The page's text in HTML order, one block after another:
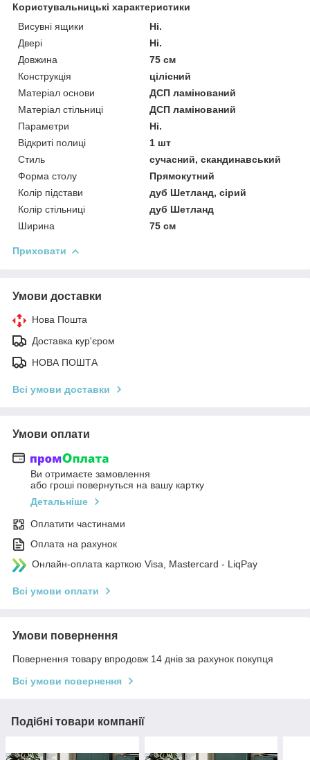
Користувальницькі характеристики
Висувні ящики
Ні.
Двері
Ні.
Довжина
75 см
Конструкція
цілісний
Матеріал основи
ДСП ламінований
Матеріал стільниці
ДСП ламінований
Параметри
Ні.
Відкриті полиці
1 шт
Стиль
сучасний, скандинавський
Форма столу
Прямокутний
Колір підстави
дуб Шетланд, сірий
Колір стільниці
дуб Шетланд
Ширина
75 см
Приховати
Умови доставки
Нова Пошта
Доставка кур'єром
НОВА ПОШТА
Всі умови доставки
Умови оплати
Ви отримаєте замовлення
або гроші повернуться на вашу картку
Детальніше
Оплатити частинами
Оплата на рахунок
Онлайн-оплата карткою Visa, Mastercard - LiqPay
Всі умови оплати
Умови повернення
Повернення товару впродовж 14 днів за рахунок покупця
Всі умови повернення
Подібні товари компанії